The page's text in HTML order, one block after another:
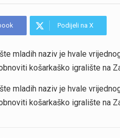
Podijeli na X
mladih naziv je hvale
košarkaško igralište na
mladih naziv je hvale
košarkaško igralište na